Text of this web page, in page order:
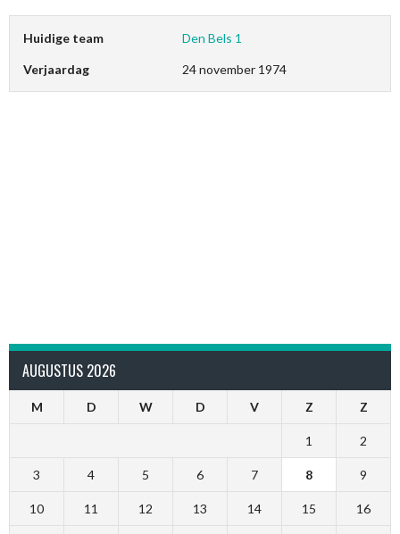
Huidige team Den Bels 1
Verjaardag 24 november 1974
AUGUSTUS 2026
M D W D V Z Z
1 2
3 4 5 6 7 8 9
10 11 12 13 14 15 16